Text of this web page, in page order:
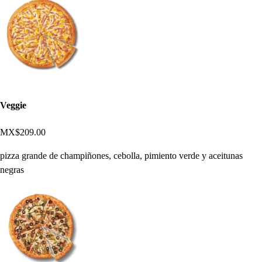
Veggie
MX$209.00
pizza grande de champiñones, cebolla, pimiento verde y aceitunas
negras